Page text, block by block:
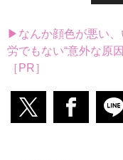
▶なんか顔色が悪い
労でもない“意外な原
［PR］